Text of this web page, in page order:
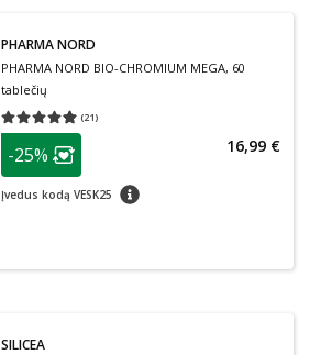
PHARMA NORD
PHARMA NORD BIO-CHROMIUM MEGA, 60
tablečių
(21)
Vidutinis įvertinimas 4.90
patarimas
Lojalumo klubo narių nuolaida
-25%
Įvedus kodą VESK25 patarimas
16,99 €
SILICEA